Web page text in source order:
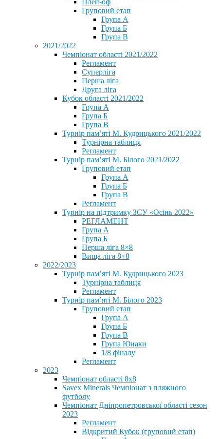
Плей-оф
Груповий етап
Група А
Група Б
Група В
2021/2022
Чемпіонат області 2021/2022
Регламент
Суперліга
Перша ліга
Друга ліга
Кубок області 2021/2022
Група А
Група Б
Група В
Турнір пам’яті М. Кудрицького 2021/2022
Турнірна таблиця
Регламент
Турнір пам’яті М. Білого 2021/2022
Груповий етап
Група А
Група Б
Група В
Регламент
Турнір на підтримку ЗСУ «Осінь 2022»
РЕГЛАМЕНТ
Група А
Група Б
Перша ліга 8×8
Вища ліга 8×8
2022/2023
Турнір пам’яті М. Кудрицького 2023
Турнірна таблиця
Регламент
Турнір пам’яті М. Білого 2023
Груповий етап
Група А
Група Б
Група В
Група Юнаки
1/8 фіналу
Регламент
2023
Чемпіонат області 8х8
Savex Minerals Чемпіонат з пляжного
футболу
Чемпіонат Дніпропетровської області сезон
2023
Регламент
Відкритий Кубок (груповий етап)